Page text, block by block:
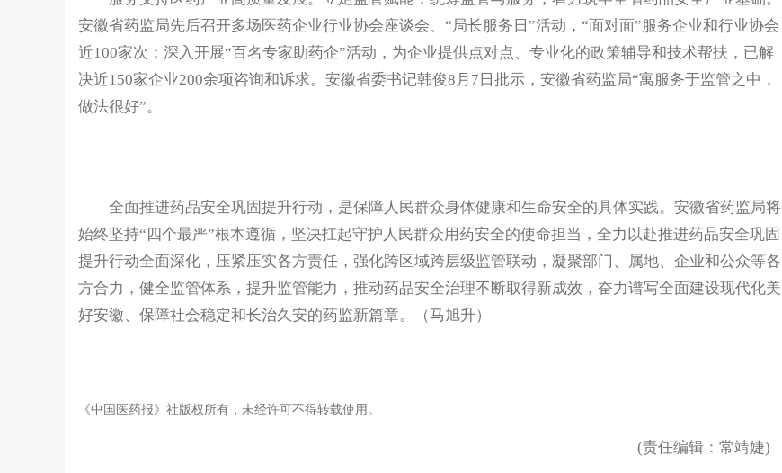
安徽省药监局先后召开多场医药企业行业协会座谈会、“局长服务日”活动，“面对面”服务企业和行业协会
近100家次；深入开展“百名专家助药企”活动，为企业提供点对点、专业化的政策辅导和技术帮扶，已解
决近150家企业200余项咨询和诉求。安徽省委书记韩俊8月7日批示，安徽省药监局“寓服务于监管之中，
做法很好”。
全面推进药品安全巩固提升行动，是保障人民群众身体健康和生命安全的具体实践。安徽省药监局将
始终坚持“四个最严”根本遵循，坚决扛起守护人民群众用药安全的使命担当，全力以赴推进药品安全巩固
提升行动全面深化，压紧压实各方责任，强化跨区域跨层级监管联动，凝聚部门、属地、企业和公众等各
方合力，健全监管体系，提升监管能力，推动药品安全治理不断取得新成效，奋力谱写全面建设现代化美
好安徽、保障社会稳定和长治久安的药监新篇章。（马旭升）
《中国医药报》社版权所有，未经许可不得转载使用。
(责任编辑：常靖婕)